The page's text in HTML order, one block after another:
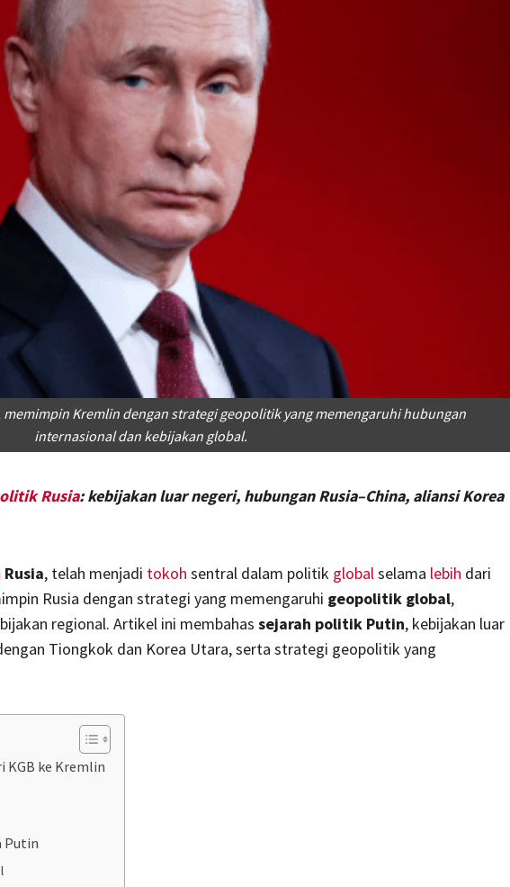
memimpin Kremlin dengan strategi geopolitik yang memengaruhi hubungan
internasional dan kebijakan global.
Rusia: kebijakan luar negeri, hubungan Rusia–China, aliansi Korea
Rusia, telah menjadi tokoh sentral dalam politik globalselama lebih dari
Rusia dengan strategi yang memengaruhi geopolitik global,
regional. Artikel ini membahas sejarah politik Putin, kebijakan luar
Tiongkok dan Korea Utara, serta strategi geopolitik yang
KGB ke Kremlin
Putin